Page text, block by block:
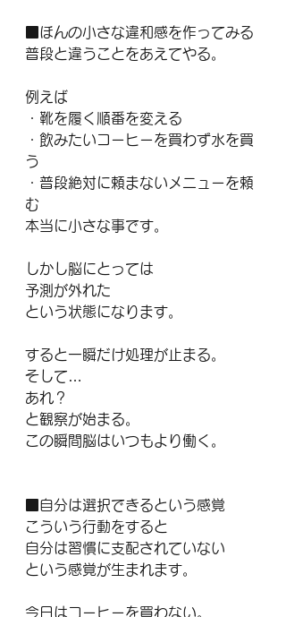
■ほんの小さな違和感を作ってみる
普段と違うことをあえてやる。
例えば
・靴を履く順番を変える
・飲みたいコーヒーを買わず水を買
う
・普段絶対に頼まないメニューを頼
む
本当に小さな事です。
しかし脳にとっては
予測が外れた
という状態になります。
すると一瞬だけ処理が止まる。
そして…
あれ？
と観察が始まる。
この瞬間脳はいつもより働く。
■自分は選択できるという感覚
こういう行動をすると
自分は習慣に支配されていない
という感覚が生まれます。
今日はコーヒーを買わない。